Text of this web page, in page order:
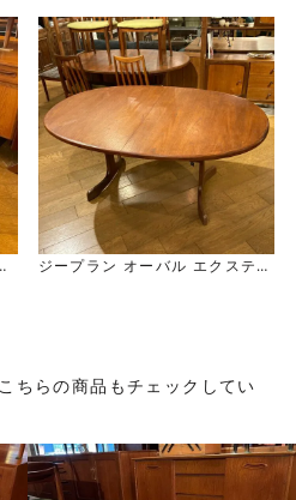
ジープラン オーバル エクステン
ちらの商品もチェックしてい